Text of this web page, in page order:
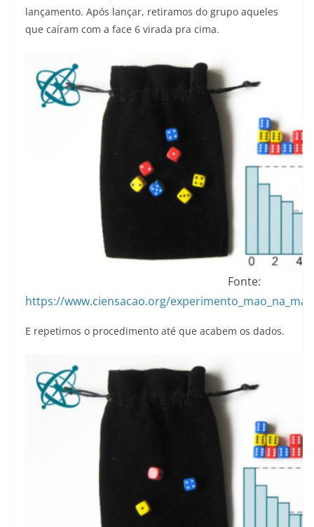
lançamento. Após lançar, retiramos do grupo aqueles
que caíram com a face 6 virada pra cima.
Fonte:
https://www.ciensacao.org/
E repetimos o procedimento até que acabem os dados.